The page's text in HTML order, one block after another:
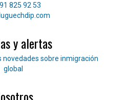
825 92 53
y alertas
novedades sobre inmigración
global